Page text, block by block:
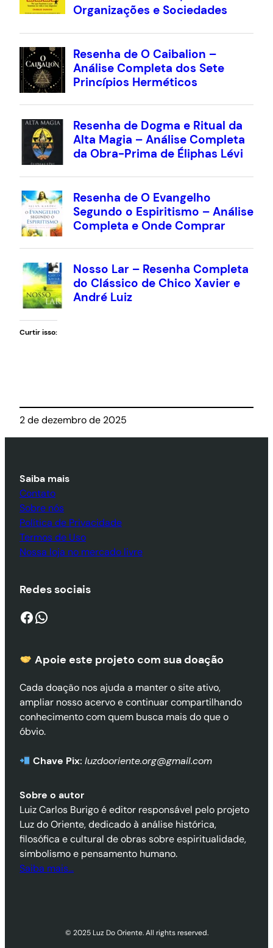
Curtir isso:
2 de dezembro de 2025
Saiba mais
Contato
Sobre nós
Política de Privacidade
Termos de Uso
Nossa loja no mercado livre
Redes sociais
Facebook WhatsApp
Apoie este projeto com sua doação
Cada doação nos ajuda a manter o site ativo,
ampliar nosso acervo e continuar compartilhando
conhecimento com quem busca mais do que o
óbvio.
Chave Pix: luzdooriente.org@gmail.com
Sobre o autor
Luiz Carlos Burigo é editor responsável pelo projeto
Luz do Oriente, dedicado à análise histórica,
filosófica e cultural de obras sobre espiritualidade,
simbolismo e pensamento humano.
Saiba mais…
© 2025 Luz Do Oriente. All rights reserved.